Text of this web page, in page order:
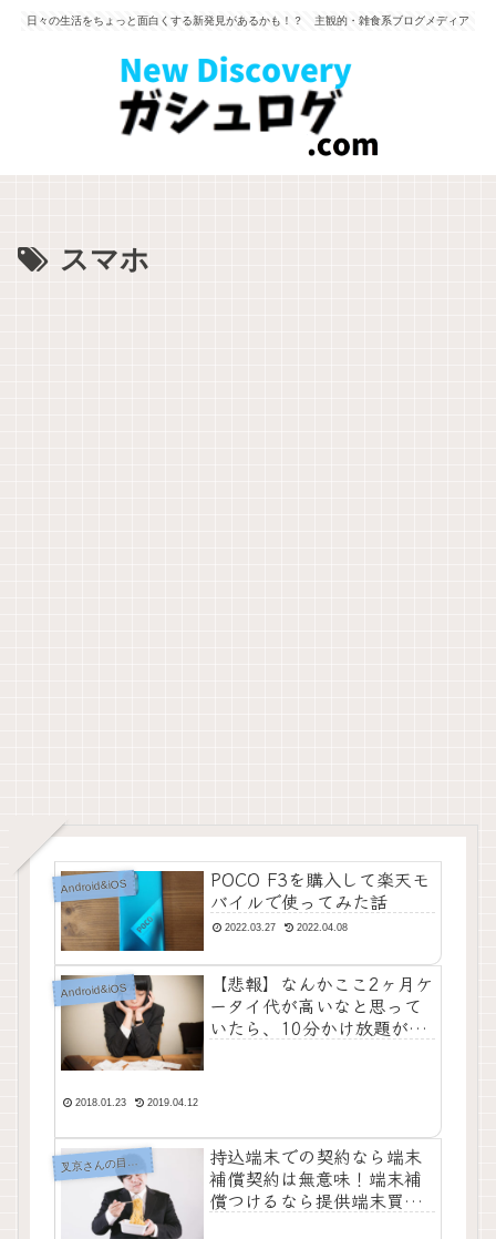
日々の生活をちょっと面白くする新発見があるかも！？ 主観的・雑食系ブログメディア
スマホ
Android&iOS
POCO F3を購入して楽天モ
バイルで使ってみた話
2022.03.27 2022.04.08
Android&iOS
【悲報】なんかここ2ヶ月ケ
ータイ代が高いなと思って
いたら、10分かけ放題が機
2018.01.23 2019.04.12
叉
京さんの目がテン
持込端末での契約なら端末
補償契約は無意味！端末補
償つけるなら提供端末買っ